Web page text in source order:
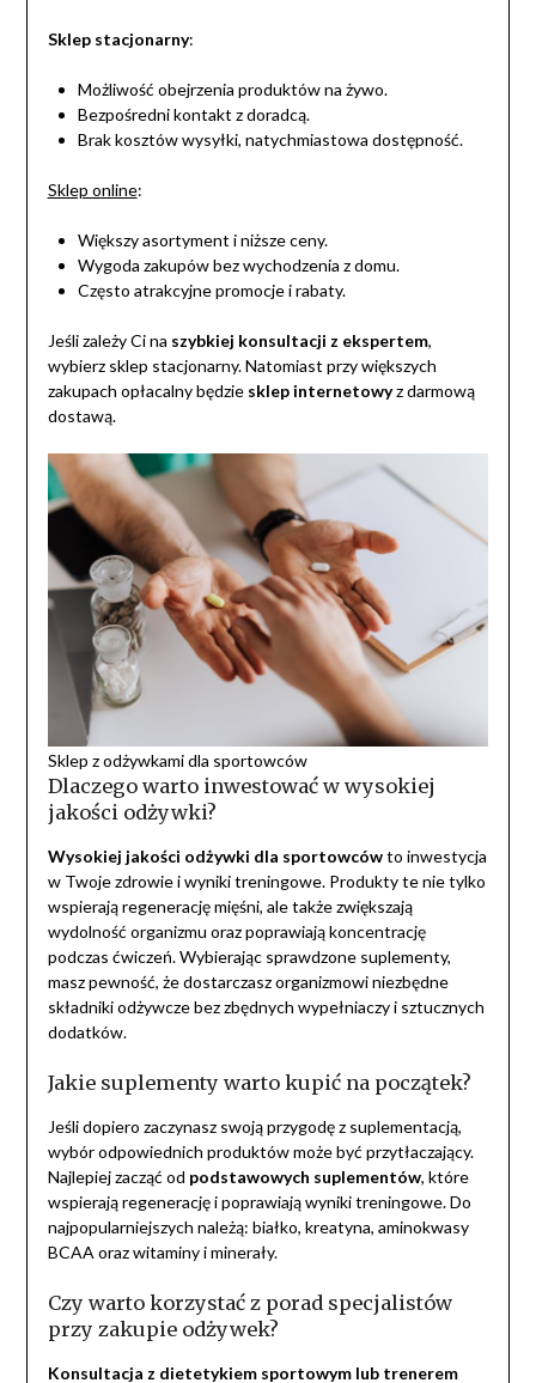
Sklep stacjonarny:
Możliwość obejrzenia produktów na żywo.
Bezpośredni kontakt z doradcą.
Brak kosztów wysyłki, natychmiastowa dostępność.
Sklep online:
Większy asortyment i niższe ceny.
Wygoda zakupów bez wychodzenia z domu.
Często atrakcyjne promocje i rabaty.
Jeśli zależy Ci na szybkiej konsultacji z ekspertem,
wybierz sklep stacjonarny. Natomiast przy większych
zakupach opłacalny będzie sklep internetowyz darmową
dostawą.
Sklep z odżywkami dla sportowców
Dlaczego warto inwestować w wysokiej
jakości odżywki?
Wysokiej jakości odżywki dla sportowcówto inwestycja
w Twoje zdrowie i wyniki treningowe. Produkty te nie tylko
wspierają regenerację mięśni, ale także zwiększają
wydolność organizmu oraz poprawiają koncentrację
podczas ćwiczeń. Wybierając sprawdzone suplementy,
masz pewność, że dostarczasz organizmowi niezbędne
składniki odżywcze bez zbędnych wypełniaczy i sztucznych
dodatków.
Jakie suplementy warto kupić na początek?
Jeśli dopiero zaczynasz swoją przygodę z suplementacją,
wybór odpowiednich produktów może być przytłaczający.
Najlepiej zacząć od podstawowych suplementów, które
wspierają regenerację i poprawiają wyniki treningowe. Do
najpopularniejszych należą: białko, kreatyna, aminokwasy
BCAA oraz witaminy i minerały.
Czy warto korzystać z porad specjalistów
przy zakupie odżywek?
Konsultacja z dietetykiem sportowym lub trenerem